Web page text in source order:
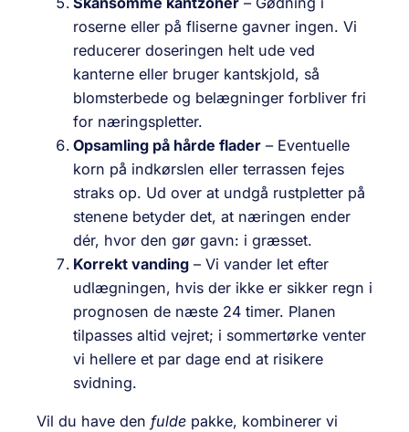
roserne eller på fliserne gavner ingen. Vi
reducerer doseringen helt ude ved
kanterne eller bruger kant­skjold, så
blomsterbede og belægninger forbliver fri
for nærings­pletter.
Opsamling på hårde flader – Eventuelle
korn på indkørslen eller terrassen fejes
straks op. Ud over at undgå rust­pletter på
stenene betyder det, at næringen ender
dér, hvor den gør gavn: i græsset.
Korrekt vanding – Vi vander let efter
udlægningen, hvis der ikke er sikker regn i
prognosen de næste 24 timer. Planen
tilpasses altid vejret; i sommertørke venter
vi hellere et par dage end at risikere
svidning.
Vil du have den fulde pakke, kombinerer vi